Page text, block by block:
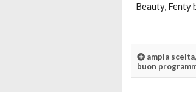
Beauty, Fenty
ampia
buon